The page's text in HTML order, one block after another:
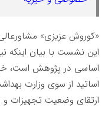
«کوروش عزیزی»
این نشست با بیان اینکه
اساسی در پژوهش است،
اساتید از سوی وزارت
ارتقای وضعیت تجهیزات و